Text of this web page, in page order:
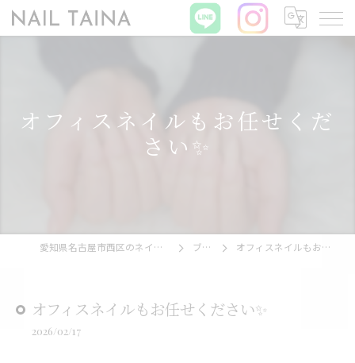
オフィスネイルもお任せくだ
さい✨
愛知県名古屋市西区のネイルならNAIL TAINA ブログ オフィスネイルもお任せください✨
オフィスネイルもお任せください✨
2026/02/17